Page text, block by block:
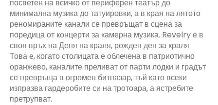
посветен на всичко от периферен театър до
минимална музика до татуировки, а в края на лятото
реномираните канали се превръщат в сцена за
поредица от концерти за камерна музика. Revelry е в
своя връх на Деня на краля, рожден ден за краля
Това е, когато столицата е облечена в патриотично
оранжево, каналите преливат от парти лодки и градът
се превръща в огромен битпазар, тъй като всеки
изпразва гардеробите си на тротоара, а ястребите
претрупват.